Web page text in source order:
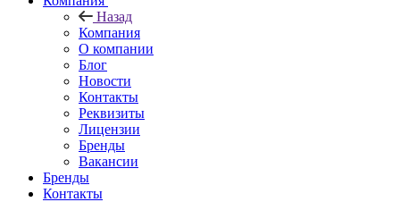
Назад
Компания
О компании
Блог
Новости
Контакты
Реквизиты
Лицензии
Бренды
Вакансии
Бренды
Контакты